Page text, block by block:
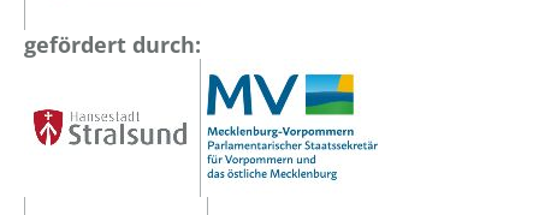
gefördert durch: